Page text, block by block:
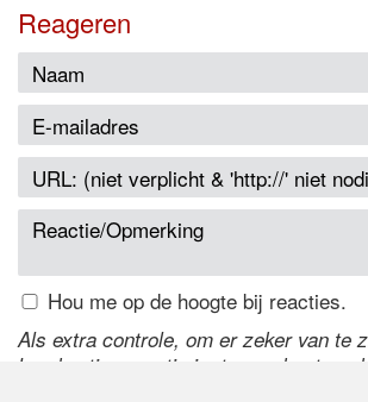
Reageren
Hou me op de hoogte bij reacties.
Als extra controle, om er zeker van te
handmatige reactie is, typ